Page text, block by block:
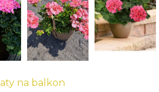
na balkon